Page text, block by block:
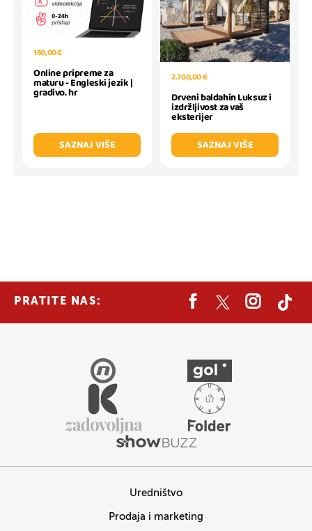
150,00 €
Online pripreme za
maturu - Engleski jezik |
gradivo. hr
SAZNAJ VIŠE
2.700,00 €
Drveni baldahin Luksuz i
izdržljivost za vaš
eksterijer
SAZNAJ VIŠE
PRATITE NAS:
Uredništvo
Prodaja i marketing